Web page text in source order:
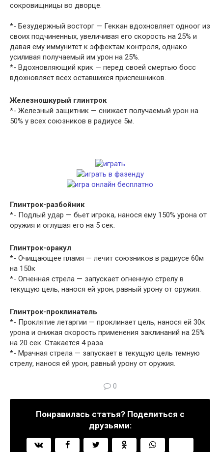
сокровищницы во дворце.
*- Безудержный восторг — Геккан вдохновляет одноог из
своих подчиненных, увеличивая его скорость на 25% и
давая ему иммунитет к эффектам контроля, однако
усиливая получаемый им урон на 25%.
*- Вдохновляющий крик — перед своей смертью босс
вдохновляет всех оставшихся приспешников.
Железношкурый глинтрок
*- Железный защитник — снижает получаемый урон на
50% у всех союзников в радиусе 5м.
Глинтрок-разбойник
*- Подлый удар — бьет игрока, нанося ему 150% урона от
оружия и оглушая его на 5 сек.
Глинтрок-оракул
*- Очищающее пламя — лечит союзников в радиусе 60м
на 150к
*- Огненная стрела — запускает огненную стрелу в
текущую цель, нанося ей урон, равный урону от оружия.
Глинтрок-проклинатель
*- Проклятие летаргии — проклинает цель, нанося ей 30к
урона и снижая скорость применения заклинаний на 25%
на 20 сек. Стакается 4 раза.
*- Мрачная стрела — запускает в текущую цель темную
стрелу, нанося ей урон, равный урону от оружия.
0
Понравилась статья? Поделиться с
друзьями: